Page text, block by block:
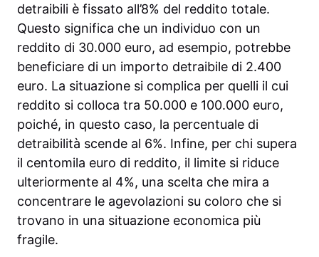
detraibili è fissato all’8% del reddito totale.
Questo significa che un individuo con un
reddito di 30.000 euro, ad esempio, potrebbe
beneficiare di un importo detraibile di 2.400
euro. La situazione si complica per quelli il cui
reddito si colloca tra 50.000 e 100.000 euro,
poiché, in questo caso, la percentuale di
detraibilità scende al 6%. Infine, per chi supera
il centomila euro di reddito, il limite si riduce
ulteriormente al 4%, una scelta che mira a
concentrare le agevolazioni su coloro che si
trovano in una situazione economica più
fragile.